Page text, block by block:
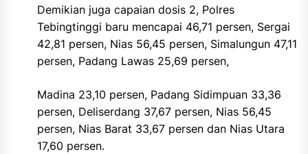
Demikian juga capaian dosis 2, Polres
Tebingtinggi baru mencapai 46,71 persen, Sergai
42,81 persen, Nias 56,45 persen, Simalungun 47,11
persen, Padang Lawas 25,69 persen,
Madina 23,10 persen, Padang Sidimpuan 33,36
persen, Deliserdang 37,67 persen, Nias 56,45
persen, Nias Barat 33,67 persen dan Nias Utara
17,60 persen.